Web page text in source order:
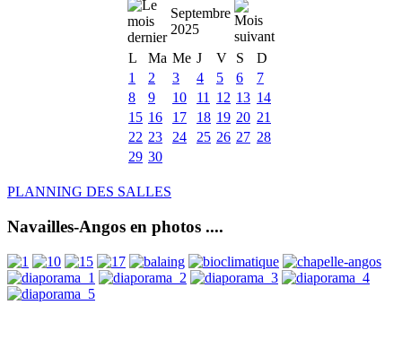
Septembre
2025
L
Ma Me J V S
D
1
2 3 4 5 6
7
8
9 10 11 12 13 14
15 16 17 18 19 20 21
22 23 24 25 26 27 28
29 30
PLANNING DES SALLES
Navailles-Angos en photos ....